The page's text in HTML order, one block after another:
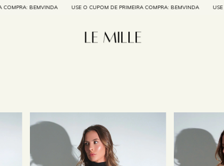
USE O CUPOM DE PRIMEIRA COMPRA: BEMVINDA USE O CUPOM DE